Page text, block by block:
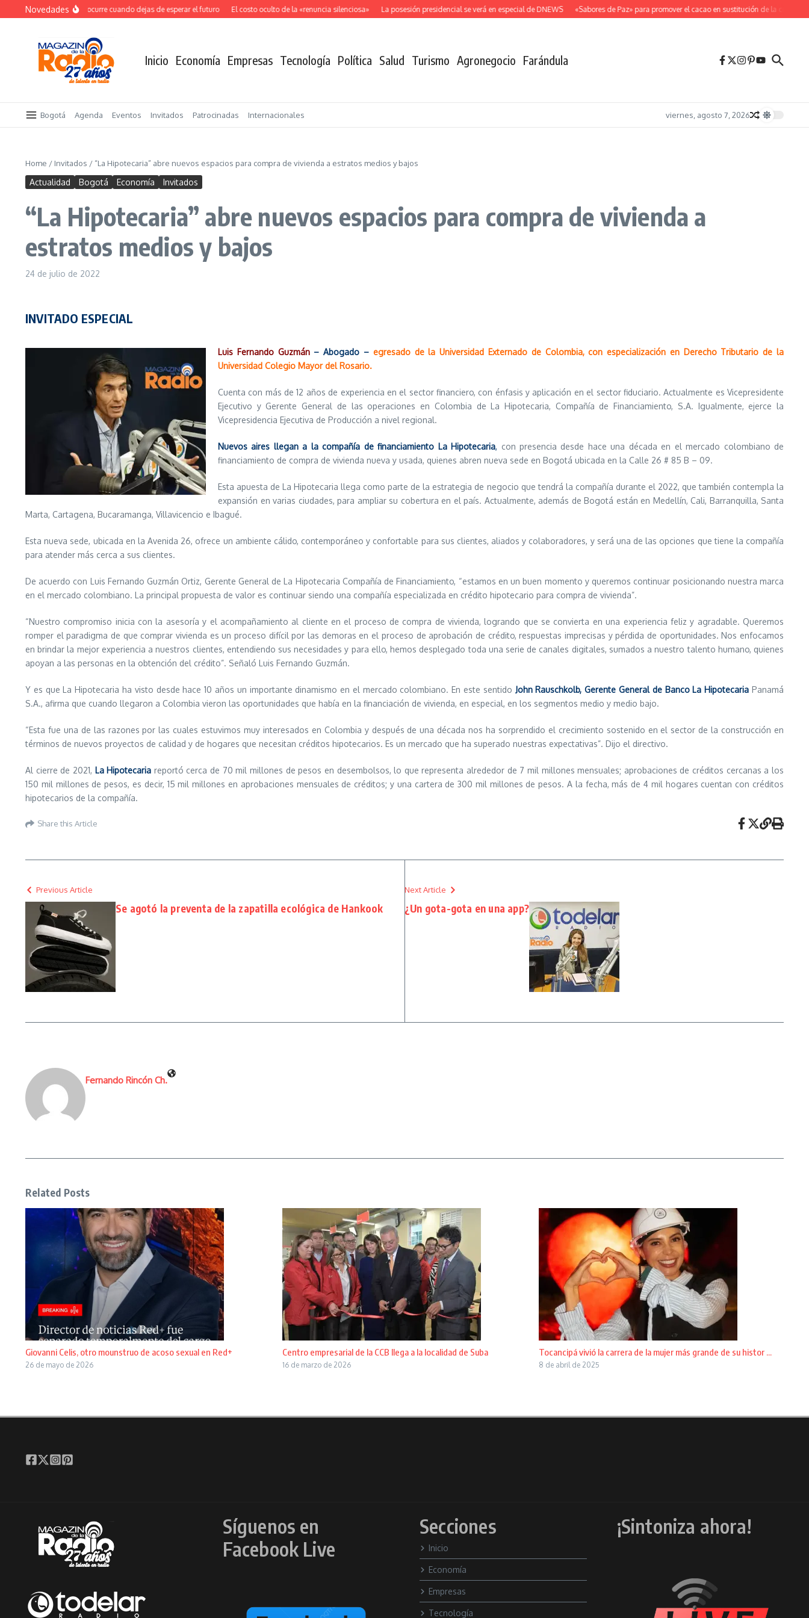
Saltar al contenido
Novedades
El verdadero salto ocurre cuando dejas de esperar el futuro El costo oculto de la «renuncia silenciosa» La posesión presidencial se verá en especial de DNEWS «Sabores de Paz» para promover el cacao en sustitución de la coca
Inicio Economía Empresas Tecnología Política Salud Turismo Agronegocio Farándula
Bogotá Agenda Eventos Invitados Patrocinadas Internacionales viernes, agosto 7, 2026
Home / Invitados / “La Hipotecaria” abre nuevos espacios para compra de vivienda a estratos medios y bajos
Actualidad Bogotá Economía Invitados
“La Hipotecaria” abre nuevos espacios para compra de vivienda a
estratos medios y bajos
24 de julio de 2022
INVITADO ESPECIAL
Luis Fernando Guzmán – Abogado – egresado de la Universidad Externado de Colombia, con especialización en Derecho Tributario de la
Universidad Colegio Mayor del Rosario.
Cuenta con más de 12 años de experiencia en el sector financiero, con énfasis y aplicación en el sector fiduciario. Actualmente es Vicepresidente
Ejecutivo y Gerente General de las operaciones en Colombia de La Hipotecaria, Compañía de Financiamiento, S.A. Igualmente, ejerce la
Vicepresidencia Ejecutiva de Producción a nivel regional.
Nuevos aires llegan a la compañía de financiamiento La Hipotecaria, con presencia desde hace una década en el mercado colombiano de
financiamiento de compra de vivienda nueva y usada, quienes abren nueva sede en Bogotá ubicada en la Calle 26 # 85 B – 09.
Esta apuesta de La Hipotecaria llega como parte de la estrategia de negocio que tendrá la compañía durante el 2022, que también contempla la
expansión en varias ciudades, para ampliar su cobertura en el país. Actualmente, además de Bogotá están en Medellín, Cali, Barranquilla, Santa
Marta, Cartagena, Bucaramanga, Villavicencio e Ibagué.
Esta nueva sede, ubicada en la Avenida 26, ofrece un ambiente cálido, contemporáneo y confortable para sus clientes, aliados y colaboradores, y será una de las opciones que tiene la compañía
para atender más cerca a sus clientes.
De acuerdo con Luis Fernando Guzmán Ortiz, Gerente General de La Hipotecaria Compañía de Financiamiento, “estamos en un buen momento y queremos continuar posicionando nuestra marca
en el mercado colombiano. La principal propuesta de valor es continuar siendo una compañía especializada en crédito hipotecario para compra de vivienda”.
“Nuestro compromiso inicia con la asesoría y el acompañamiento al cliente en el proceso de compra de vivienda, logrando que se convierta en una experiencia feliz y agradable. Queremos
romper el paradigma de que comprar vivienda es un proceso difícil por las demoras en el proceso de aprobación de crédito, respuestas imprecisas y pérdida de oportunidades. Nos enfocamos
en brindar la mejor experiencia a nuestros clientes, entendiendo sus necesidades y para ello, hemos desplegado toda una serie de canales digitales, sumados a nuestro talento humano, quienes
apoyan a las personas en la obtención del crédito”. Señaló Luis Fernando Guzmán.
Y es que La Hipotecaria ha visto desde hace 10 años un importante dinamismo en el mercado colombiano. En este sentido John Rauschkolb, Gerente General de Banco La Hipotecaria Panamá
S.A., afirma que cuando llegaron a Colombia vieron las oportunidades que había en la financiación de vivienda, en especial, en los segmentos medio y medio bajo.
“Esta fue una de las razones por las cuales estuvimos muy interesados en Colombia y después de una década nos ha sorprendido el crecimiento sostenido en el sector de la construcción en
términos de nuevos proyectos de calidad y de hogares que necesitan créditos hipotecarios. Es un mercado que ha superado nuestras expectativas”. Dijo el directivo.
Al cierre de 2021, La Hipotecaria reportó cerca de 70 mil millones de pesos en desembolsos, lo que representa alrededor de 7 mil millones mensuales; aprobaciones de créditos cercanas a los
150 mil millones de pesos, es decir, 15 mil millones en aprobaciones mensuales de créditos; y una cartera de 300 mil millones de pesos. A la fecha, más de 4 mil hogares cuentan con créditos
hipotecarios de la compañía.
Share this Article
Previous Article
Se agotó la preventa de la zapatilla ecológica de Hankook
Next Article
¿Un gota-gota en una app?
Fernando Rincón Ch.
Related Posts
Giovanni Celis, otro mounstruo de acoso sexual en Red+
26 de mayo de 2026
Centro empresarial de la CCB llega a la localidad de Suba
16 de marzo de 2026
Tocancipá vivió la carrera de la mujer más grande de su histor ...
8 de abril de 2025
Síguenos en
Facebook Live
Secciones
Inicio
Economía
Empresas
Tecnología
¡Sintoniza ahora!